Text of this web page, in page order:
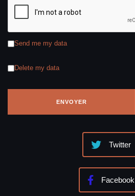
Send me my data
Delete my data
Twitter
Facebook